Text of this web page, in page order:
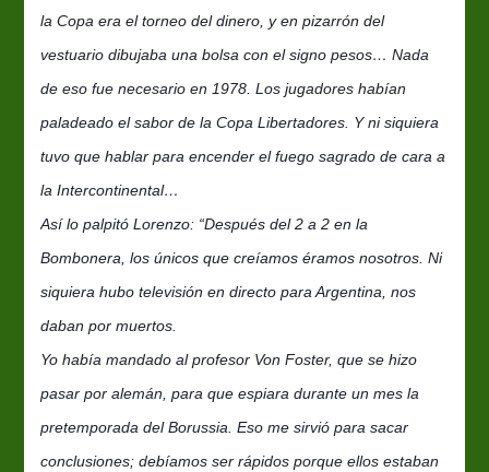
la Copa era el torneo del dinero, y en pizarrón del
vestuario dibujaba una bolsa con el signo pesos… Nada
de eso fue necesario en 1978. Los jugadores habían
paladeado el sabor de la Copa Libertadores. Y ni siquiera
tuvo que hablar para encender el fuego sagrado de cara a
la Intercontinental…
Así lo palpitó Lorenzo: “Después del 2 a 2 en la
Bombonera, los únicos que creíamos éramos nosotros. Ni
siquiera hubo televisión en directo para Argentina, nos
daban por muertos.
Yo había mandado al profesor Von Foster, que se hizo
pasar por alemán, para que espiara durante un mes la
pretemporada del Borussia. Eso me sirvió para sacar
conclusiones; debíamos ser rápidos porque ellos estaban